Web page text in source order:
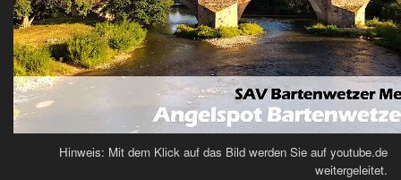
Hinweis: Mit dem Klick auf das Bild werden Sie auf youtube.de
weitergeleitet.